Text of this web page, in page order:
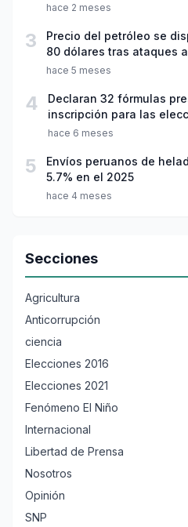
hace 2 meses
3
Precio del petróleo se
80 dólares tras ataques
hace 5 meses
4
Declaran 32 fórmulas
inscripción para las
hace 6 meses
5
Envíos peruanos de
5.7% en el 2025
hace 4 meses
Secciones
Agricultura
Anticorrupción
ciencia
Elecciones 2016
Elecciones 2021
Fenómeno El Niño
Internacional
Libertad de Prensa
Nosotros
Opinión
SNP